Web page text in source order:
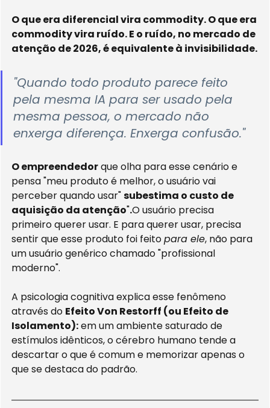
O que era diferencial vira commodity. O que era
commodity vira ruído. E o ruído, no mercado de
atenção de 2026, é equivalente à invisibilidade.
"Quando todo produto parece feito
pela mesma IA para ser usado pela
mesma pessoa, o mercado não
enxerga diferença. Enxerga confusão."
O empreendedor que olha para esse cenário e
pensa "meu produto é melhor, o usuário vai
perceber quando usar" subestima o custo de
aquisição da atenção".O usuário precisa
primeiro querer usar. E para querer usar, precisa
sentir que esse produto foi feito para ele, não para
um usuário genérico chamado "profissional
moderno".
A psicologia cognitiva explica esse fenômeno
através do Efeito Von Restorff (ou Efeito de
Isolamento): em um ambiente saturado de
estímulos idênticos, o cérebro humano tende a
descartar o que é comum e memorizar apenas o
que se destaca do padrão.